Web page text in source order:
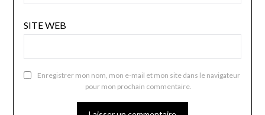
SITE WEB
Enregistrer mon nom, mon e-mail et mon site dans le navigateur
pour mon prochain commentaire.